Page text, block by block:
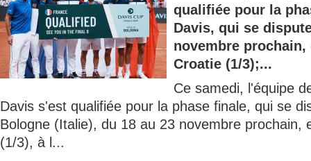
qualifiée pour la
Davis, qui se
novembre
Croatie (1/3);...
Ce samedi, l'équipe
Davis s'est qualifiée pour la phase finale, qui se
Bologne (Italie), du 18 au 23 novembre prochain,
(1/3), à l...